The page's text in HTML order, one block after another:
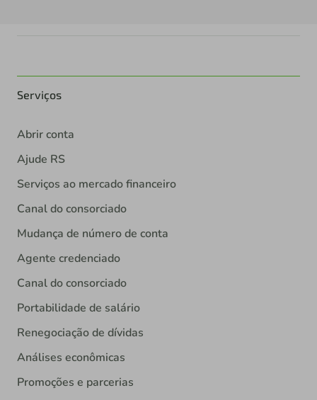
Serviços
Abrir conta
Ajude RS
Serviços ao mercado financeiro
Canal do consorciado
Mudança de número de conta
Agente credenciado
Canal do consorciado
Portabilidade de salário
Renegociação de dívidas
Análises econômicas
Promoções e parcerias